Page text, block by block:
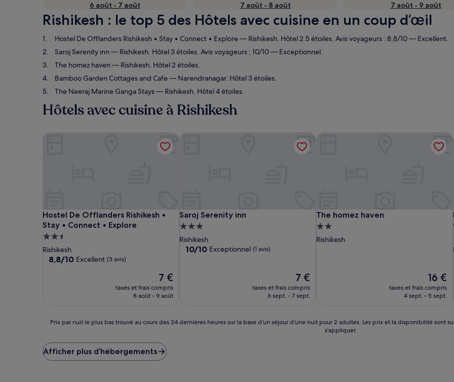
6 août - 7 août
7 août - 8 août
7 août - 9 août
Rishikesh : le top 5 des Hôtels avec cuisine en un coup d’œil
Hostel De Offlanders Rishikesh • Stay • Connect • Explore— Rishikesh. Hôtel 2.5 étoiles. Avis voyageurs : 8,8/10 — Excellent.
Saroj Serenity inn— Rishikesh. Hôtel 3 étoiles. Avis voyageurs : 10/10 — Exceptionnel.
The homez haven— Rishikesh. Hôtel 2 étoiles.
Bamboo Garden Cottages and Cafe— Narendranagar. Hôtel 3 étoiles.
The Neeraj Marine Ganga Stays— Rishikesh. Hôtel 4 étoiles.
Hôtels avec cuisine à Rishikesh
Hostel De Offlanders Rishikesh •
Stay • Connect • Explore
Hostel De Offlanders Rishikesh • Stay • Connect • Explore
Hébergement
2.5 étoiles
Rishikesh
8.8
8,8/10 Excellent (3 avis)
Le
nouveau
prix
7 €
7 €
taxes et frais compris
8 août - 9 août
Hostel De Offlanders Rishikesh • Stay • Connect • Explore
Saroj Serenity inn
Saroj Serenity inn
Hébergement
3.0 étoiles
Rishikesh
10.0
10/10 Exceptionnel (1 avis)
Le
nouveau
prix
7 €
7 €
taxes et frais compris
6 sept. - 7 sept.
The homez haven
The homez haven
Hébergement
2.0 étoiles
Rishikesh
Le
nouveau
prix
16 €
16 €
taxes et frais compris
4 sept. - 5 sept.
Prix
nuit
le
plus
Prix par nuit le plus bas trouvé au cours des 24 dernières heures sur la base d’un séjour d’une nuit pour 2 adultes. Les prix et la disponibilité
s’appliquer.
Afficher plus d’hébergements